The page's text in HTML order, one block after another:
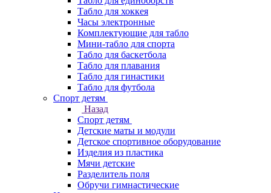
Табло для хоккея
Часы электронные
Комплектующие для табло
Мини-табло для спорта
Табло для баскетбола
Табло для плавания
Табло для гинастики
Табло для футбола
Спорт детям
Назад
Спорт детям
Детские маты и модули
Детское спортивное оборудование
Изделия из пластика
Мячи детские
Разделитель поля
Обручи гимнастические